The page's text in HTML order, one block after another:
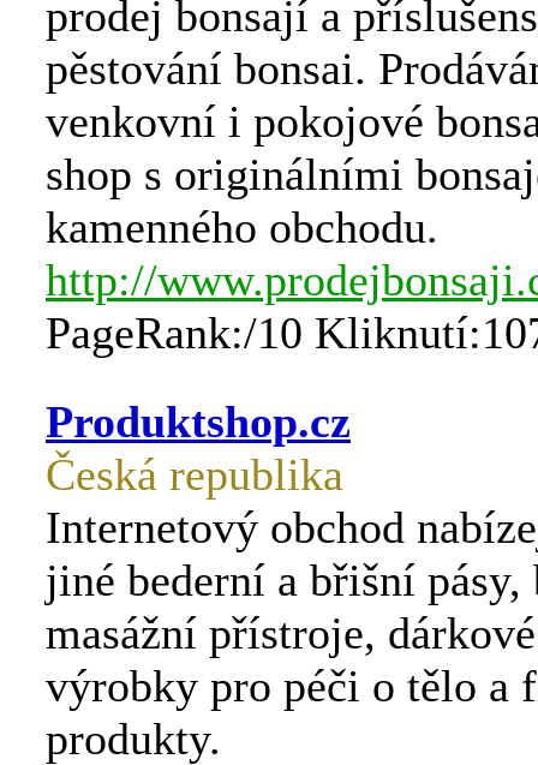
prodej bonsají a
pěstování bonsai.
venkovní i pokojové
shop s originálními
kamenného obchodu.
http://
PageRank:/10
Produktshop.cz
Česká republika
Internetový obchod
jiné bederní a břišní pásy,
masážní přístroje,
výrobky pro péči o tělo a
produkty.